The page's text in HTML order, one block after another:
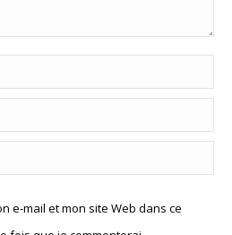
e-mail et mon site Web dans ce